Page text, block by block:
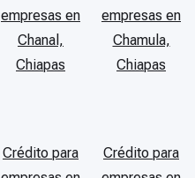
empresas en
Chanal,
Chiapas
empresas en
Chamula,
Chiapas
Crédito para
Crédito para